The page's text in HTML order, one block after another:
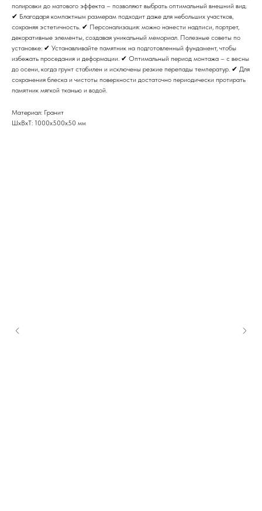
полировки до матового эффекта – позволяют выбрать оптимальный внешний вид.
✔ Благодаря компактным размерам подходит даже для небольших участков,
сохраняя эстетичность. ✔ Персонализация: можно нанести надписи, портрет,
декоративные элементы, создавая уникальный мемориал. Полезные советы по
установке: ✔ Устанавливайте памятник на подготовленный фундамент, чтобы
избежать проседания и деформации. ✔ Оптимальный период монтажа – с весны
до осени, когда грунт стабилен и исключены резкие перепады температур. ✔ Для
сохранения блеска и чистоты поверхности достаточно периодически протирать
памятник мягкой тканью и водой.
Материал: Гранит
ШxВxТ: 1000x500x50 мм